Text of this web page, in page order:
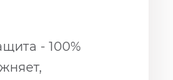
- 100%